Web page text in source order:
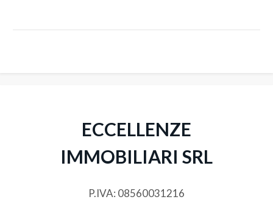
ECCELLENZE
IMMOBILIARI SRL
P.IVA: 08560031216